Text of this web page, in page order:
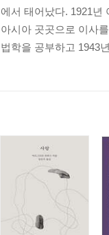
에서 태어났다. 1921년
아시아 곳곳으로 이사
법학을 공부하고 1943